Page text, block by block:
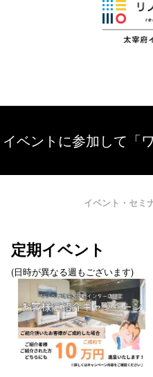
イベントに参加して「
イベント・セミ
定期イベント
(日時が異なる週もございます)